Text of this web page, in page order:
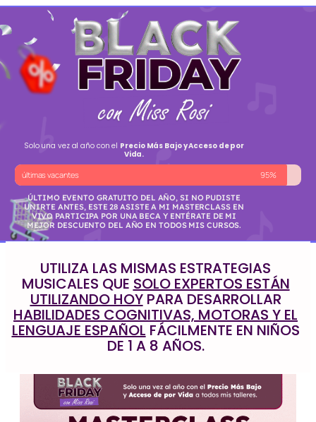
Solo una vez al año con el Precio Más Bajo y Acceso de por
Vida.
últimas vacantes
95%
ÚLTIMO EVENTO GRATUITO DEL AÑO, SI NO PUDISTE
UNIRTE ANTES, ESTE 28 ASISTE A MI MASTERCLASS EN
VIVO PARTICIPA POR UNA BECA Y ENTÉRATE DE MI
MEJOR DESCUENTO DEL AÑO EN TODOS MIS CURSOS.
UTILIZA LAS MISMAS ESTRATEGIAS
MUSICALES QUE SOLO EXPERTOS ESTÁN
UTILIZANDO HOYPARA DESARROLLAR
HABILIDADES COGNITIVAS, MOTORAS Y EL
LENGUAJE ESPAÑOL FÁCILMENTE EN NIÑOS
DE 1 A 8 AÑOS.